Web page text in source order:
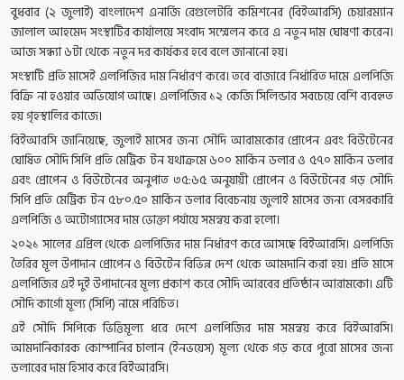
বুধবার (২ জুলাই) বাংলাদেশ এনার্জি রেগুলেটরি কমিশনের (বিইআরসি) চেয়ারম্যান
জালাল আহমেদ সংস্থাটির কার্যালয়ে সংবাদ সম্মেলন করে এ নতুন দাম ঘোষণা করেন।
আজ সন্ধ্যা ৬টা থেকে নতুন দর কার্যকর হবে বলে জানানো হয়।
সংস্থাটি প্রতি মাসেই এলপিজির দাম নির্ধারণ করে। তবে বাজারে নির্ধারিত দামে এলপিজি
বিক্রি না হওয়ার অভিযোগ আছে। এলপিজির ১২ কেজি সিলিন্ডার সবচেয়ে বেশি ব্যবহৃত
হয় গৃহস্থালির কাজে।
বিইআরসি জানিয়েছে, জুলাই মাসের জন্য সৌদি আরামকোর প্রোপেন এবং বিউটেনের
ঘোষিত সৌদি সিপি প্রতি মেট্রিক টন যথাক্রমে ৬০০ মার্কিন ডলার ও ৫৭০ মার্কিন ডলার
এবং প্রোপেন ও বিউটেনের অনুপাত ৩৫:৬৫ অনুযায়ী প্রোপেন ও বিউটেনের গড় সৌদি
সিপি প্রতি মেট্রিক টন ৫৮০.৫০ মার্কিন ডলার বিবেচনায় জুলাই মাসের জন্য বেসরকারি
এলপিজি ও অটোগ্যাসের দাম ভোক্তা পর্যায়ে সমন্বয় করা হলো।
২০২১ সালের এপ্রিল থেকে এলপিজির দাম নির্ধারণ করে আসছে বিইআরসি। এলপিজি
তৈরির মূল উপাদান প্রোপেন ও বিউটেন বিভিন্ন দেশ থেকে আমদানি করা হয়। প্রতি মাসে
এলপিজির এই দুই উপাদানের মূল্য প্রকাশ করে সৌদি আরবের প্রতিষ্ঠান আরামকো। এটি
সৌদি কার্গো মূল্য (সিপি) নামে পরিচিত।
এই সৌদি সিপিকে ভিত্তিমূল্য ধরে দেশে এলপিজির দাম সমন্বয় করে বিইআরসি।
আমদানিকারক কোম্পানির চালান (ইনভয়েস) মূল্য থেকে গড় করে পুরো মাসের জন্য
ডলারের দাম হিসাব করে বিইআরসি।